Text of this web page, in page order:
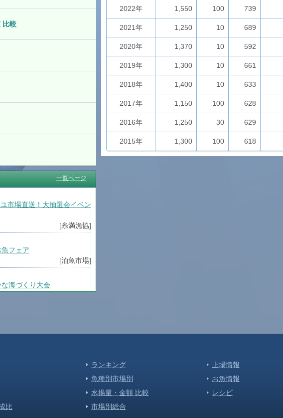
2022年 1,550 100 739
2021年 1,250 10 689
2020年 1,370 10 592
2019年 1,300 10 661
2018年 1,400 10 633
2017年 1,150 100 628
2016年 1,250 30 629
2015年 1,300 100 618
比較
市場直送！大抽選会イベン
[糸満漁協]
フェア
[泊魚市場]
海づくり大会
[泊魚市場]
２９年）！！
一覧ページ
比
ランキング
魚種別市場別
水揚量・金額 比較
市場別総合
上場情報
お魚情報
レシピ